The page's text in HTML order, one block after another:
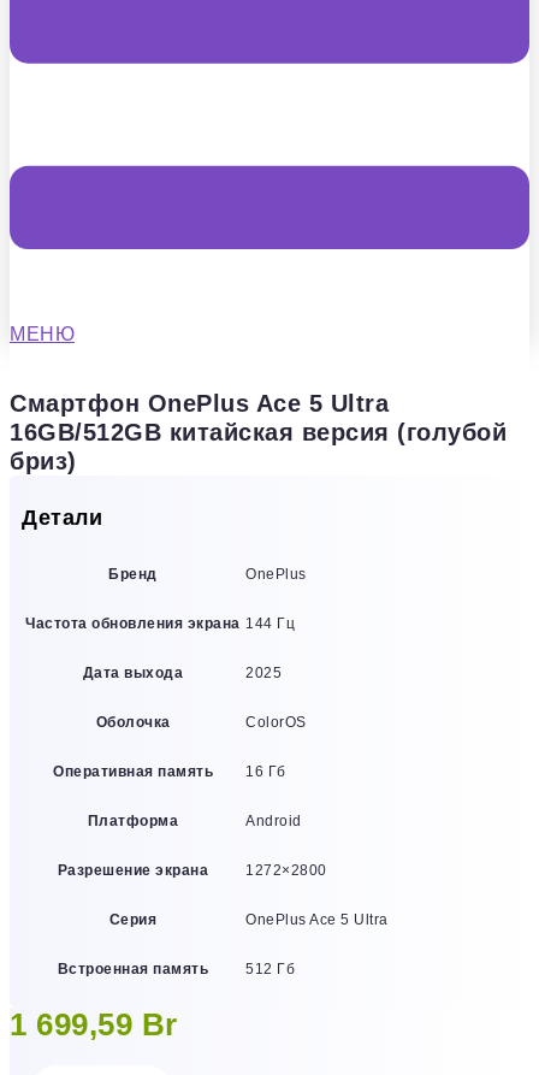
МЕНЮ
Смартфон OnePlus Ace 5 Ultra
16GB/512GB китайская версия (голубой
бриз)
Детали
Бренд OnePlus
Частота обновления экрана 144 Гц
Дата выхода 2025
Оболочка ColorOS
Оперативная память 16 Гб
Платформа Android
Разрешение экрана 1272×2800
Серия OnePlus Ace 5 Ultra
Встроенная память 512 Гб
1 699,59 Br